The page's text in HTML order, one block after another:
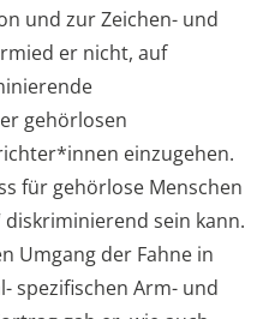
und zur Zeichen- und
er nicht, auf
gehörlosen
einzugehen.
für gehörlose Menschen
diskriminierend sein kann.
Umgang der Fahne in
spezifischen Arm- und